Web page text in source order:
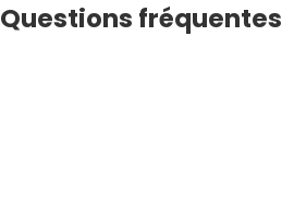
Questions fréquentes